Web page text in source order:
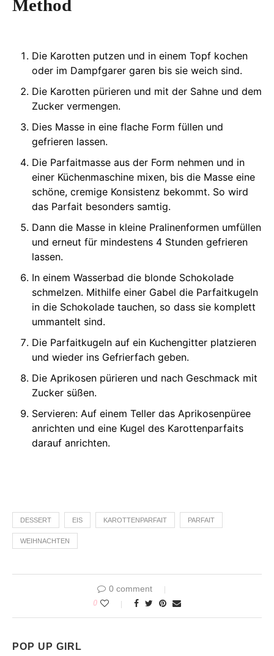
Method
Die Karotten putzen und in einem Topf kochen
oder im Dampfgarer garen bis sie weich sind.
Die Karotten pürieren und mit der Sahne und dem
Zucker vermengen.
Dies Masse in eine flache Form füllen und
gefrieren lassen.
Die Parfaitmasse aus der Form nehmen und in
einer Küchenmaschine mixen, bis die Masse eine
schöne, cremige Konsistenz bekommt. So wird
das Parfait besonders samtig.
Dann die Masse in kleine Pralinenformen umfüllen
und erneut für mindestens 4 Stunden gefrieren
lassen.
In einem Wasserbad die blonde Schokolade
schmelzen. Mithilfe einer Gabel die Parfaitkugeln
in die Schokolade tauchen, so dass sie komplett
ummantelt sind.
Die Parfaitkugeln auf ein Kuchengitter platzieren
und wieder ins Gefrierfach geben.
Die Aprikosen pürieren und nach Geschmack mit
Zucker süßen.
Servieren: Auf einem Teller das Aprikosenpüree
anrichten und eine Kugel des Karottenparfaits
darauf anrichten.
DESSERT EIS KAROTTENPARFAIT PARFAIT
WEIHNACHTEN
0 comment
0
POP UP GIRL